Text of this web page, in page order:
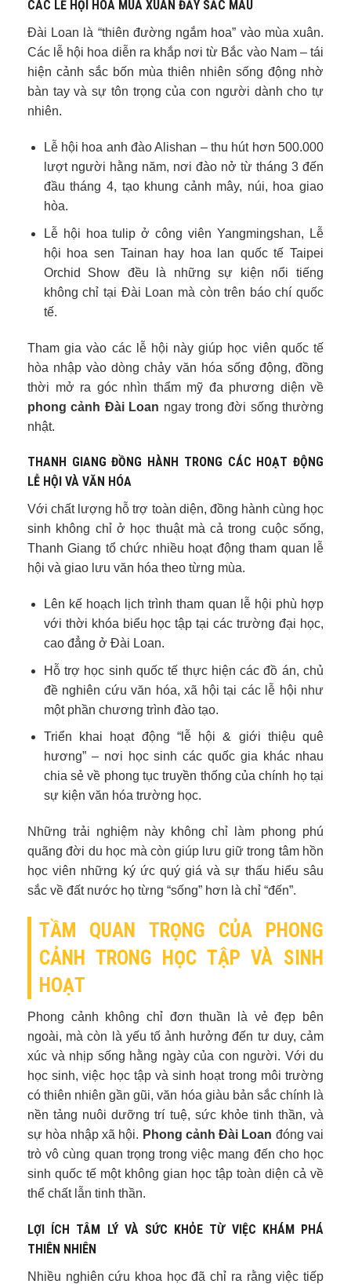
CÁC LỄ HỘI HOA MÙA XUÂN ĐẦY SẮC MÀU
Đài Loan là “thiên đường ngắm hoa” vào mùa xuân.
Các lễ hội hoa diễn ra khắp nơi từ Bắc vào Nam – tái
hiện cảnh sắc bốn mùa thiên nhiên sống động nhờ
bàn tay và sự tôn trọng của con người dành cho tự
nhiên.
Lễ hội hoa anh đào Alishan – thu hút hơn 500.000
lượt người hằng năm, nơi đào nở từ tháng 3 đến
đầu tháng 4, tạo khung cảnh mây, núi, hoa giao
hòa.
Lễ hội hoa tulip ở công viên Yangmingshan, Lễ
hội hoa sen Tainan hay hoa lan quốc tế Taipei
Orchid Show đều là những sự kiện nổi tiếng
không chỉ tại Đài Loan mà còn trên báo chí quốc
tế.
Tham gia vào các lễ hội này giúp học viên quốc tế
hòa nhập vào dòng chảy văn hóa sống động, đồng
thời mở ra góc nhìn thẩm mỹ đa phương diện về
phong cảnh Đài Loan ngay trong đời sống thường
nhật.
THANH GIANG ĐỒNG HÀNH TRONG CÁC HOẠT ĐỘNG
LỄ HỘI VÀ VĂN HÓA
Với chất lượng hỗ trợ toàn diện, đồng hành cùng học
sinh không chỉ ở học thuật mà cả trong cuộc sống,
Thanh Giang tổ chức nhiều hoạt động tham quan lễ
hội và giao lưu văn hóa theo từng mùa.
Lên kế hoạch lịch trình tham quan lễ hội phù hợp
với thời khóa biểu học tập tại các trường đại học,
cao đẳng ở Đài Loan.
Hỗ trợ học sinh quốc tế thực hiện các đồ án, chủ
đề nghiên cứu văn hóa, xã hội tại các lễ hội như
một phần chương trình đào tạo.
Triển khai hoạt động “lễ hội & giới thiệu quê
hương” – nơi học sinh các quốc gia khác nhau
chia sẻ về phong tục truyền thống của chính họ tại
sự kiện văn hóa trường học.
Những trải nghiệm này không chỉ làm phong phú
quãng đời du học mà còn giúp lưu giữ trong tâm hồn
học viên những ký ức quý giá và sự thấu hiểu sâu
sắc về đất nước họ từng “sống” hơn là chỉ “đến”.
TẦM QUAN TRỌNG CỦA PHONG
CẢNH TRONG HỌC TẬP VÀ SINH
HOẠT
Phong cảnh không chỉ đơn thuần là vẻ đẹp bên
ngoài, mà còn là yếu tố ảnh hưởng đến tư duy, cảm
xúc và nhịp sống hằng ngày của con người. Với du
học sinh, việc học tập và sinh hoạt trong môi trường
có thiên nhiên gần gũi, văn hóa giàu bản sắc chính là
nền tảng nuôi dưỡng trí tuệ, sức khỏe tinh thần, và
sự hòa nhập xã hội. Phong cảnh Đài Loan đóng vai
trò vô cùng quan trọng trong việc mang đến cho học
sinh quốc tế một không gian học tập toàn diện cả về
thể chất lẫn tinh thần.
LỢI ÍCH TÂM LÝ VÀ SỨC KHỎE TỪ VIỆC KHÁM PHÁ
THIÊN NHIÊN
Nhiều nghiên cứu khoa học đã chỉ ra rằng việc tiếp